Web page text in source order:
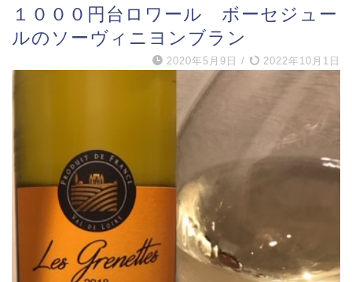
１０００円台ロワール ボーセジュー
ルのソーヴィニヨンブラン
2020年5月9日 / 2022年10月1日